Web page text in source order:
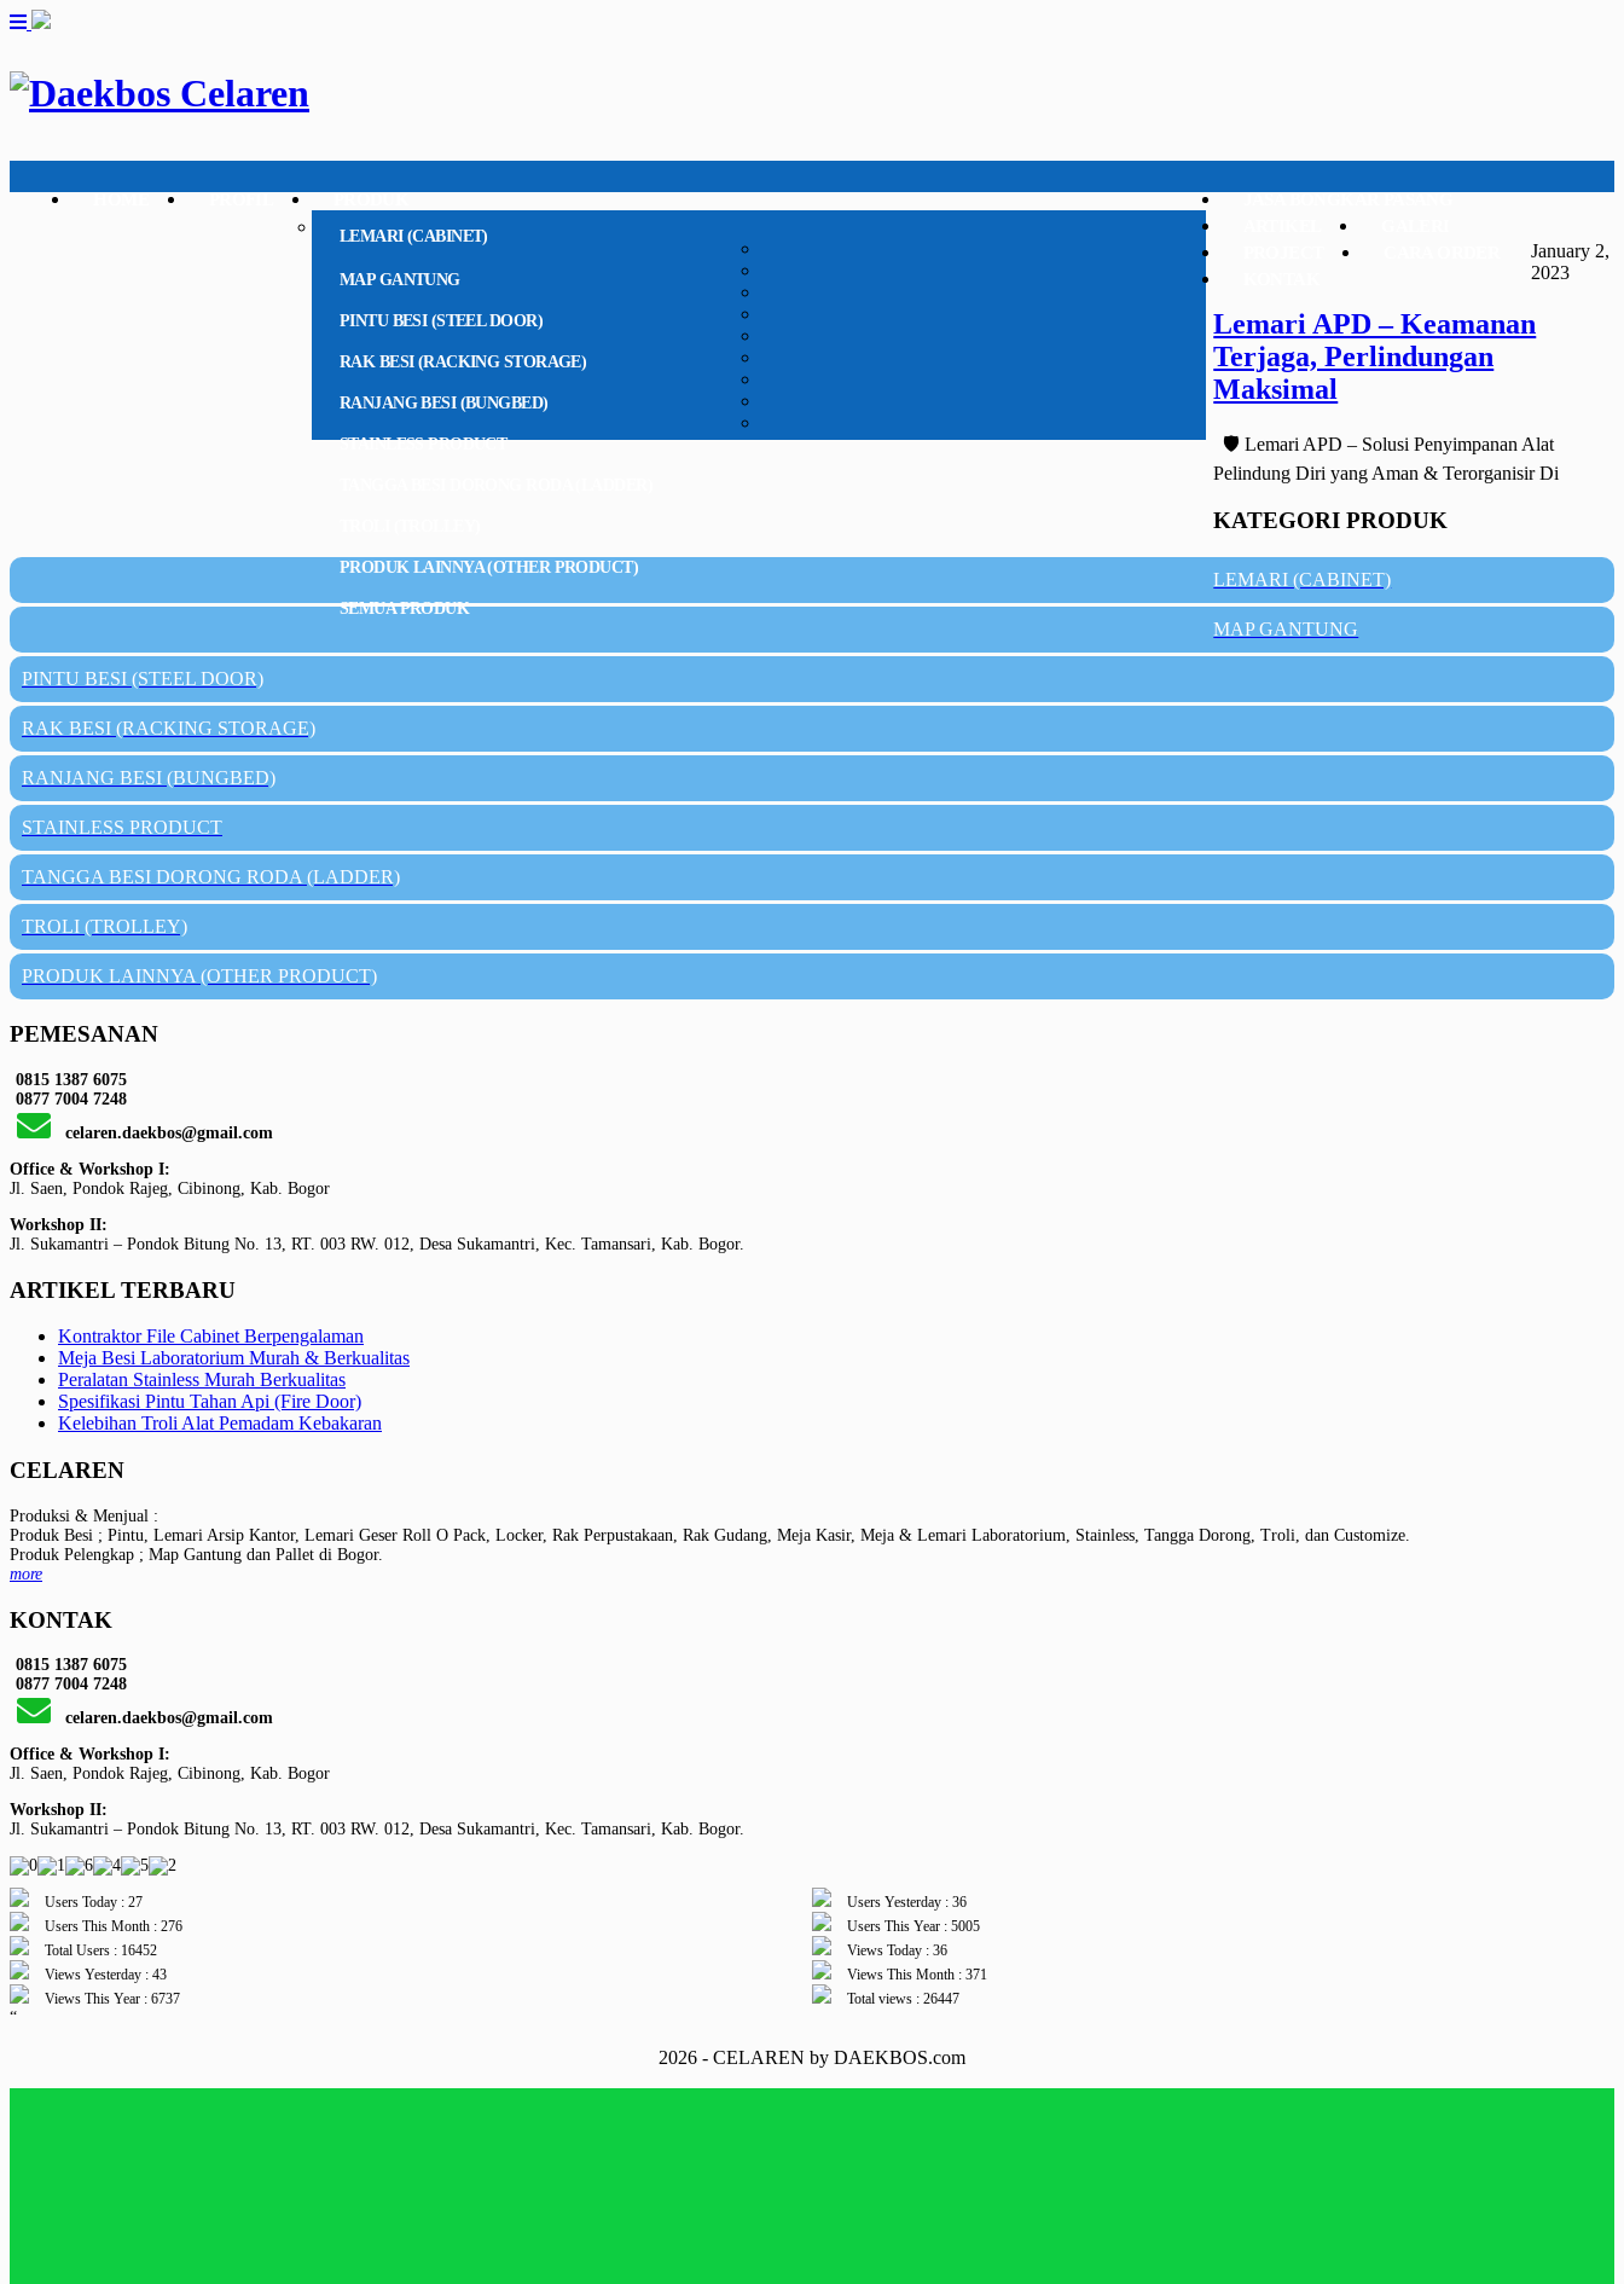
LEMARI (CABINET)
MAP GANTUNG
PINTU BESI (STEEL DOOR)
RAK BESI (RACKING STORAGE)
RANJANG BESI (BUNGBED)
STAINLESS PRODUCT
PRODUK LAINNYA (OTHER PRODUCT)
SEMUA PRODUK
January 2,
2023
Lemari APD – Keamanan
Terjaga, Perlindungan
Maksimal
🛡️ Lemari APD – Solusi Penyimpanan Alat
Pelindung Diri yang Aman & Terorganisir Di
KATEGORI PRODUK
LEMARI (CABINET)
MAP GANTUNG
PINTU BESI (STEEL DOOR)
RAK BESI (RACKING STORAGE)
RANJANG BESI (BUNGBED)
STAINLESS PRODUCT
TANGGA BESI DORONG RODA (LADDER)
TROLI (TROLLEY)
PRODUK LAINNYA (OTHER PRODUCT)
PEMESANAN
0815 1387 6075
0877 7004 7248
celaren.daekbos@gmail.com
Office & Workshop I:
Jl. Saen, Pondok Rajeg, Cibinong, Kab. Bogor
Workshop II:
Jl. Sukamantri – Pondok Bitung No. 13, RT. 003 RW. 012, Desa Sukamantri, Kec. Tamansari, Kab. Bogor.
ARTIKEL TERBARU
Kontraktor File Cabinet Berpengalaman
Meja Besi Laboratorium Murah & Berkualitas
Peralatan Stainless Murah Berkualitas
Spesifikasi Pintu Tahan Api (Fire Door)
Kelebihan Troli Alat Pemadam Kebakaran
CELAREN
Produksi & Menjual :
Produk Besi ; Pintu, Lemari Arsip Kantor, Lemari Geser Roll O Pack, Locker, Rak Perpustakaan, Rak Gudang, Meja Kasir, Meja & Lemari Laboratorium, Stainless, Tangga Dorong, Troli, dan Customize.
Produk Pelengkap ; Map Gantung dan Pallet di Bogor.
more
KONTAK
0815 1387 6075
0877 7004 7248
celaren.daekbos@gmail.com
Office & Workshop I:
Jl. Saen, Pondok Rajeg, Cibinong, Kab. Bogor
Workshop II:
Jl. Sukamantri – Pondok Bitung No. 13, RT. 003 RW. 012, Desa Sukamantri, Kec. Tamansari, Kab. Bogor.
Users Today : 27
Users Yesterday : 36
Users This Month : 276
Users This Year : 5005
Total Users : 16452
Views Today : 36
Views Yesterday : 43
Views This Month : 371
Views This Year : 6737
Total views : 26447
“
2026 - CELAREN by DAEKBOS.com